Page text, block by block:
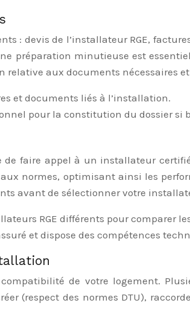
: devis de l’installateur RGE,
préparation minutieuse est
aux documents nécessaires
et documents liés à l’installation.
pour la constitution du dossier si
faire appel à un installateur certifié
normes, optimisant ainsi les
avant de sélectionner votre
RGE différents pour comparer
et dispose des compétences
de votre logement.
(respect des normes DTU),